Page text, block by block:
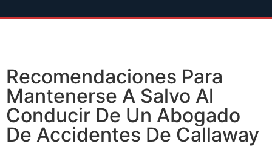
Recomendaciones Para
Mantenerse A Salvo Al
Conducir De Un Abogado
De Accidentes De Callaway